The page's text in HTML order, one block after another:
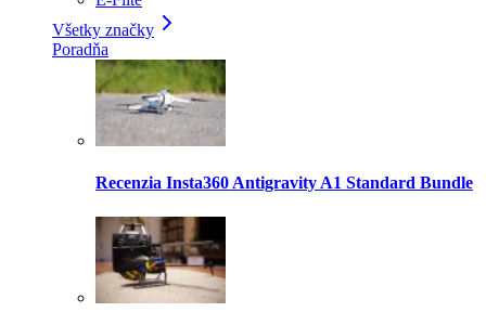
Všetky značky
Poradňa
Recenzia Insta360 Antigravity A1 Standard Bundle